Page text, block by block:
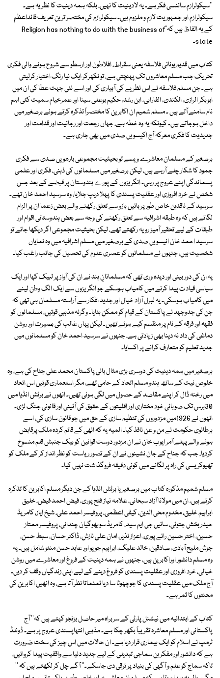
''سیکولرازم سائنسی فکر ہے۔ یہ لادینیت کا نہیں، بلکہ ہمہ دینیت کا نظریہ ہے۔
سیکولرازم اور جمہوریت لازم و ملزوم ہیں۔ سیکولرازم کی مختصر ترین تعریف قائداعظم
کے یہ الفاظ ہیں کہ"Religion has nothing to do with the business of
state۔
کتاب میں قدیم یونانی فلاسفہ یعنی سقراط، افلاطون اور ارسطو سے شروع ہونے والی فکری
تحریک جب مسلم معاشروں تک پہنچتی ہے، تو نکھرکر ایک نیا رنگ اختیار کرلیتی
ہے۔ جن مسلم فلاسفہ نے اس نظریے کی آبیاری کی اور اسے نئی جہت عطا کی ان میں
ابوبکر الرازی، الکندی، الفارابی، ابن رشد، حکیم بوعلی سینا اور عمرخیام سمیت کئی اہم
نام سامنے آتے ہیں ۔ مسلم شمیم ان اکابرین کا مختصراً تذکرہ کرتے ہوئے برصغیر میں
داخل ہوجاتے ہیں۔ کیونکہ یہ وہ خطہ ہے، جہاں رجعت اور رجائیت اور قدامت اور
جدیدیت کا فکری معرکہ آج اکیسویں صدی میں بھی جاری ہے۔
برصغیر کے مسلمان معاشرے ویسے تو بحیثیت مجموعی بارھویں صدی سے فکری
جمود کا شکار چلے آرہے ہیں، لیکن برصغیر میں مسلمانوں کی ذہنی، فکری اور علمی
پسماندگی اپنے عروج پر رہی۔ انگریزوں کے پورے ہندوستان پر قبضے کے بعد جس
شخص نے خرد افروزی اور عقلیت پسندی کا پہلا دیپ جلایا، وہ سرسید احمد خان تھے۔
سرسید کے ناقدین خاص طور پر بائیں بازو سے تعلق رکھنے والے بعض زعما ان پر الزام
لگاتے ہیں کہ وہ طبقہ اشرافیہ سے تعلق رکھنے کی وجہ سے بعض ہندوستانی اقوام اور
طبقات کے لیے تحقیر آمیز رویہ رکھتے تھے، لیکن بحیثیت مجموعی اگر دیکھا جائے تو
سرسید احمد خان انیسویں صدی کے برصغیر میں مسلم اشرافیہ میں وہ نمایاں
شخصیت ہیں، جنہوں نے مسلمانوں کو عصری علوم کی تحصیل کی جانب راغب کیا۔
یہ ان کی دور بینی اور دیدہ وری تھی کہ مسلمانانِ ہند نے ان کی آواز پر لبیک کہا اور ایک
سیاسی قیادت پیدا کرنے میں کامیاب ہوسکے جو انگریزوں سے ایک الگ وطن لینے
میں کامیاب ہوسکی۔ یہ لبرل آزاد خیال اور جدید افکار سے آراستہ مسلمان ہی تھی کہ
جن کی جدوجہد نے پاکستان کے قیام کو ممکن بنایا۔ وگرنہ مذہبی قوتیں، مسلمانوں کو
فقہہ اور فرقہ کے نام پر منقسم کیے ہوئے تھیں۔ لیکن یہاں غالب کی بصیرت اور روشن
دماغی کی داد نہ دینا بھی زیادتی ہے، جنہوں نے سرسید احمد خان کو مسلمانوں میں
جدید تعلیم کو متعارف کرانے پر اکسایا۔
برصغیر میں ہمہ دینیت کی دوسری بڑی مثال بانی پاکستان محمد علی جناح کی ہے، وہ
خلوص نیت کے ساتھ ہندو مسلم اتحاد کے حامی تھے، مگر استعماری قوتیں اس اتحاد
میں رخنہ ڈال کر اپنے مقاصد کے حصول میں لگی ہوئی تھیں۔ انھوں نے برٹش انڈیا میں
30برس تک صوبائی خود مختاری اور اقلیتوں کے حقوق کی آئینی اور قانونی جنگ لڑی۔
انھوں نے 1926میں مزدوروں کی تنظیم سازی کے حق میں جو قانون سازی کی، اسے
برطانوی حکومت نے من و عن نافذ کیا۔ المیہ یہ کہ انھی کے قائم کردہ ملک پرقابض
ہونے والے پہلے آمر ایوب خان نے ان مزدور دوست قوانین کو بیک جنبش قلم منسوخ
کردیا، جب کہ جناح کے جان نشینوں نے ان کے تصور ریاست کو نظر انداز کر کے ملک کو
تھیوکریسی کی راہ پر لگانے میں کوئی دقیقہ فروگذاشت نہیں کیا۔
مسلم شمیم مذکورہ کتاب میں برصغیر یا برٹش انڈیا کے جن دیگر مسلم اکابرین کا تذکرہ
کرتے ہیں، ان میں مولانا آزاد سبحانی، علامہ نیاز فتح پوری، فیض احمد فیض، خلیق
ابراہیم خلیق، مخدوم محی الدین، کیفی اعظمی، پروفیسر احمد علی، شیخ ایاز، کامریڈ
حیدر بخش جتوئی، سائیں جی ایم سید، کامریڈ سوبھوگیان چندانی، پروفیسر ممتاز
حسین، اختر حسین رائے پوری، اعزاز نذیر، امان علی نازش، ڈاکٹر حسان، سبط حسن،
جوش ملیح آبادی، صادقین، خالد علیگ، ابراہیم جویو اور عابد حسن منٹو شامل ہیں۔ یہ
وہ مسلم دانشور اوراکابرین ہیں، جنہوں نے ہمہ دینیت کے فروغ اور معاشرے میں روشن
خیالی، خرد افروزی اور عقلیت پسندی کو فروغ دینے کے لیے اپنی زندگیاں وقف کر دیں۔
آج ملک میں عقلیت پسندی کا جوچھوٹا سا دیا ٹمٹماتا نظر آتا ہے، وہ انھیں اکابرین کی
محنتوں کا ثمر ہے۔
کتاب کے ابتدائیہ میں نیشنل پارٹی کے سربراہ میر حاصل بزنجو کہتے ہیں کہ'' آج
پاکستانی اور مسلم معاشرہ تقریباً بکھر چکا ہے۔ مذہبی انتہاپسندی عروج پر ہے۔ ڈونلڈ
ٹرمپ نے اسلام کو ایک بیماری قرار دیا ہے۔ ان حالات میں اس چیز کی سخت ضرورت
ہے کہ دانشور اور مفکرین سماجی تبدیلی کے لیے جدید دنیا سے واقفیت پیدا کروائیں،
تاکہ سماج کو علم و آگہی کی بنیاد پر ترقی دی جاسکے۔'' آگے چل کر لکھتے ہیں کہ ''